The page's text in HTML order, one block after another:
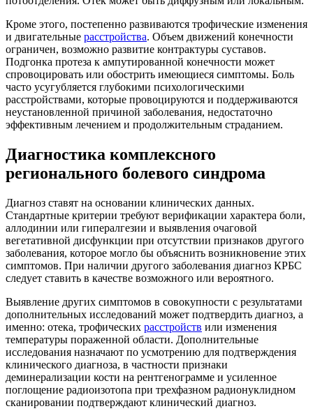
Кроме этого, постепенно развиваются трофические изменения
и двигательные расстройства. Объем движений конечности
ограничен, возможно развитие контрактуры суставов.
Подгонка протеза к ампутированной конечности может
спровоцировать или обострить имеющиеся симптомы. Боль
часто усугубляется глубокими психологическими
расстройствами, которые провоцируются и поддерживаются
неустановленной причиной заболевания, недостаточно
эффективным лечением и продолжительным страданием.
Диагностика комплексного
регионального болевого синдрома
Диагноз ставят на основании клинических данных.
Стандартные критерии требуют верификации характера боли,
аллодинии или гипералгезии и выявления очаговой
вегетативной дисфункции при отсутствии признаков другого
заболевания, которое могло бы объяснить возникновение этих
симптомов. При наличии другого заболевания диагноз КРБС
следует ставить в качестве возможного или вероятного.
Выявление других симптомов в совокупности с результатами
дополнительных исследований может подтвердить диагноз, а
именно: отека, трофических расстройств или изменения
температуры пораженной области. Дополнительные
исследования назначают по усмотрению для подтверждения
клинического диагноза, в частности признаки
деминерализации кости на рентгенограмме и усиленное
поглощение радиоизотопа при трехфазном радионуклидном
сканировании подтверждают клинический диагноз.